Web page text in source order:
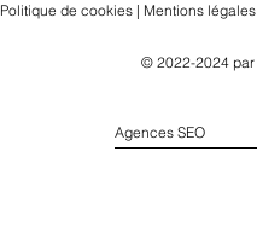
Politique de cookies | Mentions légales
© 2022-2024 par
Agences SEO